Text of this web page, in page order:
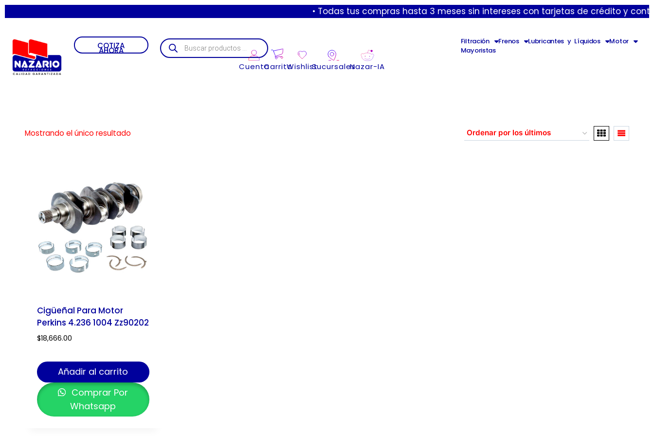
• Todas tus compras hasta 3 meses sin intereses con tarjetas de crédito y
COTIZA
AHORA
CuentaCarritoWishlistSucursalesNazar-IA
Filtración Frenos Lubricantes y Líquidos
Motor
Mayoristas
Mostrando el único resultado
Cigüeñal Para Motor
Perkins 4.236 1004 Zz90202
$18,666.00
Añadir al carrito
Comprar Por
Whatsapp